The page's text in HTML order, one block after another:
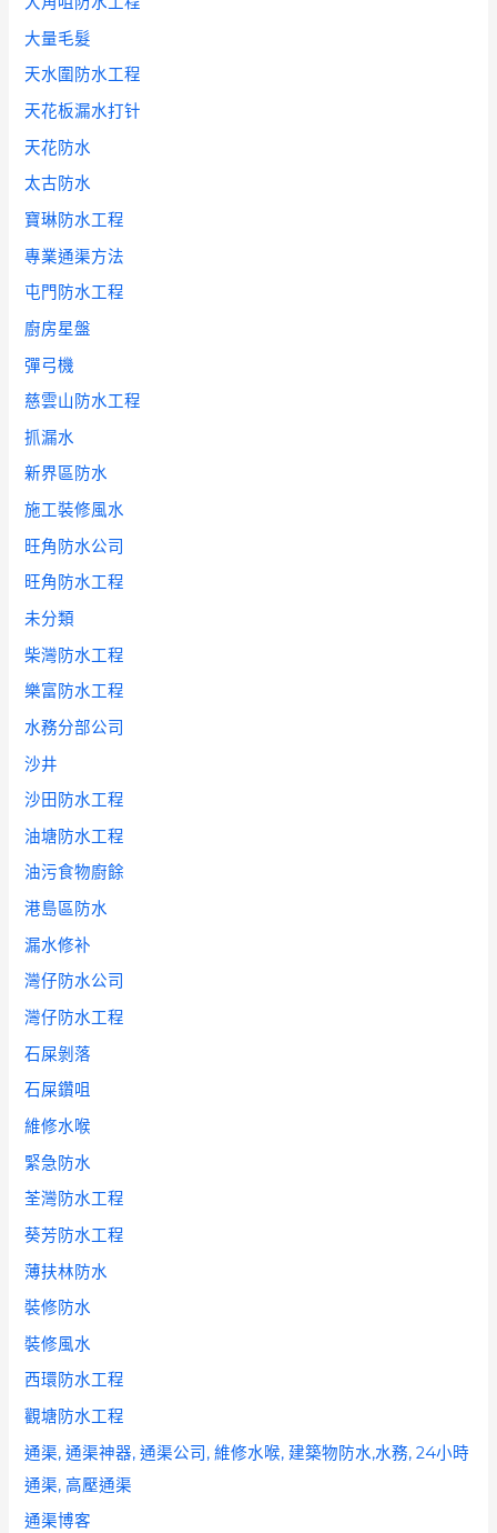
大量毛髮
天水圍防水工程
天花板漏水打针
天花防水
太古防水
寶琳防水工程
專業通渠方法
屯門防水工程
廚房星盤
彈弓機
慈雲山防水工程
抓漏水
新界區防水
施工裝修風水
旺角防水公司
旺角防水工程
未分類
柴灣防水工程
樂富防水工程
水務分部公司
沙井
沙田防水工程
油塘防水工程
油污食物廚餘
港島區防水
漏水修补
灣仔防水公司
灣仔防水工程
石屎剝落
石屎鑽咀
維修水喉
緊急防水
荃灣防水工程
葵芳防水工程
薄扶林防水
裝修防水
裝修風水
西環防水工程
觀塘防水工程
通渠, 通渠神器, 通渠公司, 維修水喉, 建築物防水,水務, 24小時
通渠, 高壓通渠
通渠博客